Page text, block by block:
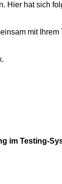
Hier hat sich
mit
im Testing-